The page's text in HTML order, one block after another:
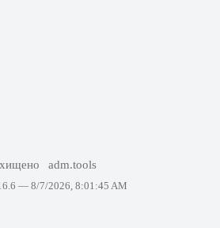
adm.tools
— 8/7/2026, 8:01:45 AM